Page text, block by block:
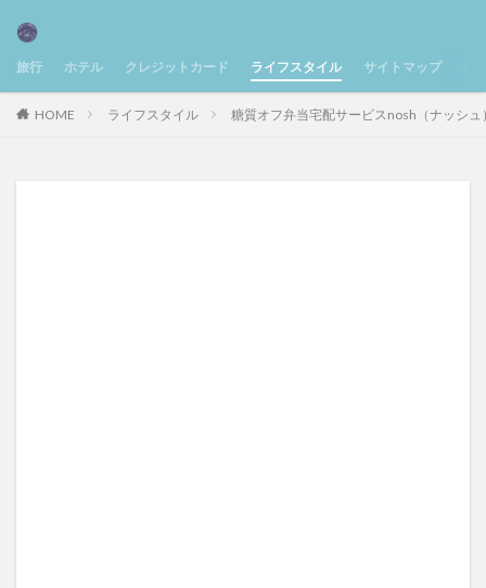
旅行 ホテル クレジットカード ライフスタイル サイトマップ
HOME ライフスタイル 糖質オフ弁当宅配サービスnosh（ナッシ